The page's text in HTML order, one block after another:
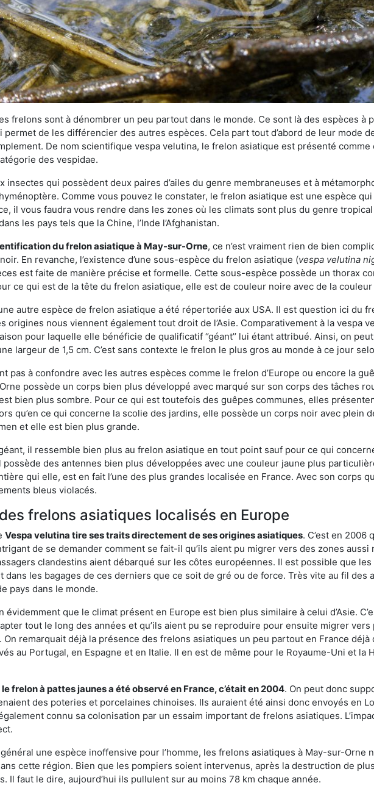
frelons sont à dénombrer un peu partout dans le monde. Ce sont là des espèces
permet de les différencier des autres espèces. Cela part tout d’abord de leur mode
De nom scientifique vespa velutina, le frelon asiatique est présenté
des vespidae.
insectes qui possèdent deux paires d’ailes du genre membraneuses et à
Comme vous pouvez le constater, le frelon asiatique est une espèce
il vous faudra vous rendre dans les zones où les climats sont plus du genre
les pays tels que la Chine, l’Inde l’Afghanistan.
du frelon asiatiqueà May-sur-Orne, ce n’est vraiment rien de bien
En revanche, l’existence d’une sous-espèce du frelon asiatique (vespa velutina
est faite de manière précise et formelle. Cette sous-espèce possède un thorax
ce qui est de la tête du frelon asiatique, elle est de couleur noire avec de la
autre espèce de frelon asiatique a été répertoriée aux USA. Il est question ici du
origines nous viennent également tout droit de l’Asie. Comparativement à la vespa
pour laquelle elle bénéficie de qualificatif ‘’géant’’ lui étant attribué. Ainsi, on
largeur de 1,5 cm. C’est sans contexte le frelon le plus gros au monde à ce jour
pas à confondre avec les autres espèces comme le frelon d’Europe ou encore la
possède un corps bien plus développé avec marqué sur son corps des tâches
bien plus sombre. Pour ce qui est toutefois des guêpes communes, elles
qu’en ce qui concerne la scolie des jardins, elle possède un corps noir avec plein
et elle est bien plus grande.
il ressemble bien plus au frelon asiatique en tout point sauf pour ce qui
possède des antennes bien plus développées avec une couleur jaune plus
qui elle, est en fait l’une des plus grandes localisée en France. Avec son corps
bleus violacés.
frelons asiatiques localisés en Europe
Vespa velutina tire ses traits directement de ses origines asiatiques. C’est en 2006
de se demander comment se fait-il qu’ils aient pu migrer vers des zones aussi
clandestins aient débarqué sur les côtes européennes. Il est possible que
dans les bagages de ces derniers que ce soit de gré ou de force. Très vite au fil des
pays dans le monde.
évidemment que le climat présent en Europe est bien plus similaire à celui d’Asie.
tout le long des années et qu’ils aient pu se reproduire pour ensuite migrer
On remarquait déjà la présence des frelons asiatiques un peu partout en France
au Portugal, en Espagne et en Italie. Il en est de même pour le Royaume-Uni et la
frelon à pattes jaunes a été observé en France, c’était en 2004. On peut donc
des poteries et porcelaines chinoises. Ils auraient été ainsi donc envoyés en
connu sa colonisation par un essaim important de frelons asiatiques.
une espèce inoffensive pour l’homme, les frelons asiatiques à May-sur-Orne
cette région. Bien que les pompiers soient intervenus, après la destruction de
Il faut le dire, aujourd’hui ils pullulent sur au moins 78 km chaque année.